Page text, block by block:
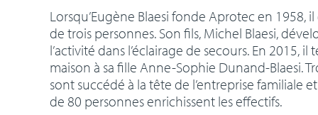
Lorsqu’Eugène Blaesi fonde Aprotec en 1958,
de trois personnes. Son fils, Michel Blaesi,
l’activité dans l’éclairage de secours. En 2015, il
maison à sa fille Anne-Sophie Dunand-Blaesi.
sont succédé à la tête de l’entreprise familiale
de 80 personnes enrichissent les effectifs.